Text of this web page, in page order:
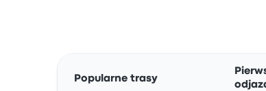
Popularne trasy